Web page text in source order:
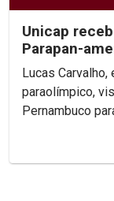
Unicap
Parapan-
Lucas
paraolímpico,
Pernambuco